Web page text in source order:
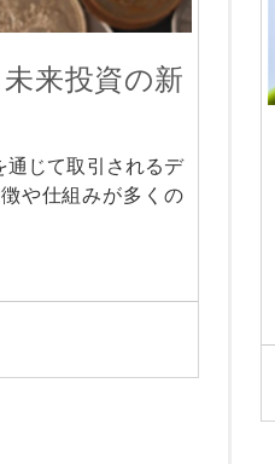
来投資の新
じて取引されるデ
や仕組みが多くの